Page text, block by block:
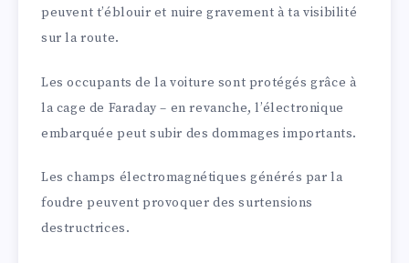
peuvent t’éblouir et nuire gravement à ta visibilité
sur la route.
Les occupants de la voiture sont protégés grâce à
la cage de Faraday – en revanche, l’électronique
embarquée peut subir des dommages importants.
Les champs électromagnétiques générés par la
foudre peuvent provoquer des surtensions
destructrices.